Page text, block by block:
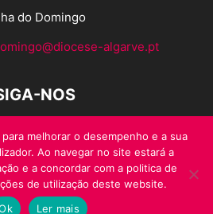
do Domingo
algarve.pt
NOS
todos os direitos reservados.
melhorar o desempenho e a sua
Ao navegar no site estará a
e a concordar com a politica de
de utilização deste website.
Ler mais